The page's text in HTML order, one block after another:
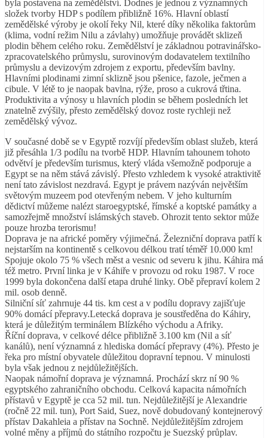
byla postavena na zemědělství. Dodnes je jednou z významných
složek tvorby HDP s podílem přibližně 16%. Hlavní oblastí
zemědělské výroby je okolí řeky Nil, které díky několika faktorům
(klima, vodní režim Nilu a závlahy) umožňuje provádět sklizeň
plodin během celého roku. Zemědělství je základnou potravinářsko-
zpracovatelského průmyslu, surovinovým dodavatelem textilního
průmyslu a devizovým zdrojem z exportu, především bavlny.
Hlavními plodinami zimní sklizně jsou pšenice, fazole, ječmen a
cibule. V létě to je naopak bavlna, rýže, proso a cukrová třtina.
Produktivita a výnosy u hlavních plodin se během posledních let
znatelně zvýšily, přesto zemědělský dovoz roste rychleji než
zemědělský vývoz.
V současné době se v Egyptě rozvíjí především oblast služeb, která
již přesáhla 1/3 podílu na tvorbě HDP. Hlavním tahounem tohoto
odvětví je především turismus, který vláda všemožně podporuje a
Egypt se na něm stává závislý. Přesto vzhledem k vysoké atraktivitě
není tato závislost nezdravá. Egypt je právem nazýván největším
světovým muzeem pod otevřeným nebem. V jeho kulturním
dědictví můžeme nalézt staroegyptské, římské a koptské památky a
samozřejmě množství islámských staveb. Ohrozit tento sektor může
pouze hrozba terorismu!
Doprava je na africké poměry výjimečná. Železniční doprava patří k
nejstarším na kontinentě s celkovou délkou tratí téměř 10.000 km!
Spojuje okolo 75 % všech měst a vesnic od severu k jihu. Káhira má
též metro. První linka je v Káhiře v provozu od roku 1987. V roce
1999 byla dokončena další etapa druhé linky. Obě přepraví kolem 2
mil. osob denně.
Silniční síť zahrnuje 44 tis. km cest a v podílu dopravy zajišťuje
90% domácí přepravy.Letecká doprava je soustředěna do Káhiry,
která je důležitým terminálem Blízkého východu a Afriky.
Říční doprava, v celkové délce přibližně 3.100 km (Nil a síť
kanálů), není významná z hlediska domácí přepravy (4%). Přesto je
řeka pro místní obyvatele důležitou dopravní tepnou. V minulosti
byla však jednou z nejdůležitějších.
Naopak námořní doprava je významná. Prochází skrz ní 90 %
egyptského zahraničního obchodu. Celková kapacita námořních
přístavů v Egyptě je cca 52 mil. tun. Nejdůležitější je Alexandrie
(ročně 22 mil. tun), Port Said, Suez, nově dobudovaný kontejnerový
přístav Dakahleia a přístav na Sochně. Nejdůležitějším zdrojem
volné měny a příjmů do státního rozpočtu je Suezský průplav.